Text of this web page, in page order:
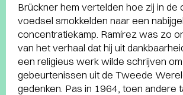
Brückner hem vertelden hoe zij in de
voedsel smokkelden naar een
concentratiekamp. Ramírez was zo
van het verhaal dat hij uit
een religieus werk wilde schrijven
gebeurtenissen uit de Tweede
gedenken. Pas in 1964, toen andere